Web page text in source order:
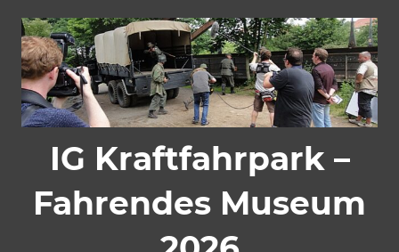
Inhalt
springen
IG Kraftfahrpark –
Fahrendes Museum